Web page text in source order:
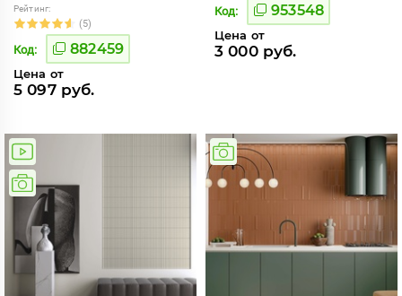
Рейтинг:
(5)
Код: 882459
Цена от
5 097 руб.
Код: 953548
Цена от
3 000 руб.